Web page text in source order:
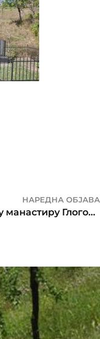
НАРЕДНА ОБЈАВА
Моба у манастиру Глоговцу